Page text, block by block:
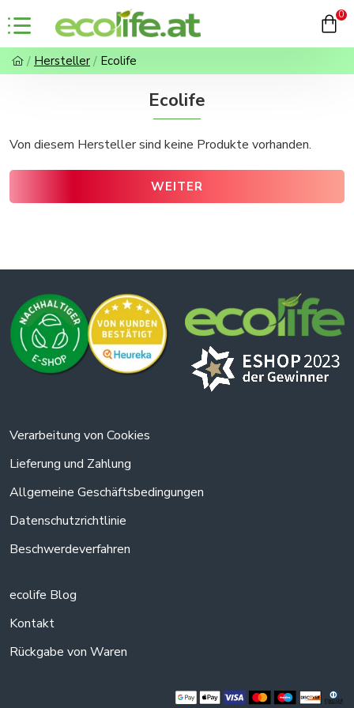
0
Hersteller Ecolife
Ecolife
Von diesem Hersteller sind keine Produkte vorhanden.
WEITER
Verarbeitung von Cookies
Lieferung und Zahlung
Allgemeine Geschäftsbedingungen
Datenschutzrichtlinie
Beschwerdeverfahren
ecolife Blog
Kontakt
Rückgabe von Waren